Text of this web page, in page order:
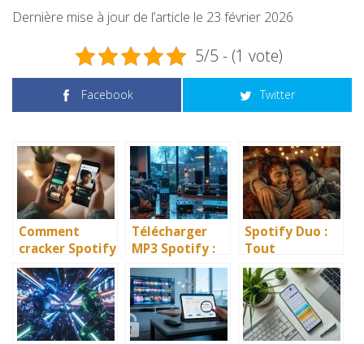
Dernière mise à jour de l’article le 23 février 2026
5/5 - (1 vote)
Facebook Twitter
Comment
cracker Spotify
pour profiter
de Spotify
Premium
gratuitement ?
Télécharger
MP3 Spotify :
pourquoi c’est
(encore)
compliqué en
2026
Spotify Duo :
Tout
comprendre
sur
l’abonnement
parfait pour
deux